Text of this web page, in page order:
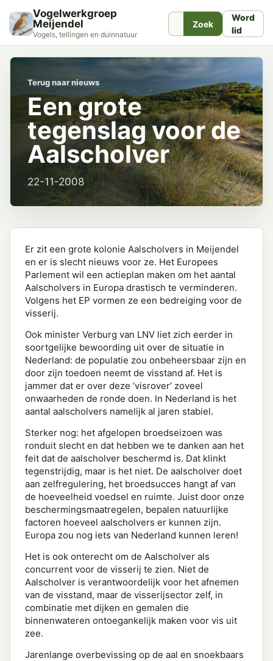
Vogelwerkgroep
Meijendel
Vogels, tellingen en duinnatuur
Zoek
Word
lid
Terug naar nieuws
Een grote
tegenslag voor de
Aalscholver
22-11-2008
Er zit een grote kolonie Aalscholvers in Meijendel
en er is slecht nieuws voor ze. Het Europees
Parlement wil een actieplan maken om het aantal
Aalscholvers in Europa drastisch te verminderen.
Volgens het EP vormen ze een bedreiging voor de
visserij.
Ook minister Verburg van LNV liet zich eerder in
soortgelijke bewoording uit over de situatie in
Nederland: de populatie zou onbeheersbaar zijn en
door zijn toedoen neemt de visstand af. Het is
jammer dat er over deze ‘visrover’ zoveel
onwaarheden de ronde doen. In Nederland is het
aantal aalscholvers namelijk al jaren stabiel.
Sterker nog: het afgelopen broedseizoen was
ronduit slecht en dat hebben we te danken aan het
feit dat de aalscholver beschermd is. Dat klinkt
tegenstrijdig, maar is het niet. De aalscholver doet
aan zelfregulering, het broedsucces hangt af van
de hoeveelheid voedsel en ruimte. Juist door onze
beschermingsmaatregelen, bepalen natuurlijke
factoren hoeveel aalscholvers er kunnen zijn.
Europa zou nog iets van Nederland kunnen leren!
Het is ook onterecht om de Aalscholver als
concurrent voor de visserij te zien. Niet de
Aalscholver is verantwoordelijk voor het afnemen
van de visstand, maar de visserijsector zelf, in
combinatie met dijken en gemalen die
binnenwateren ontoegankelijk maken voor vis uit
zee.
Jarenlange overbevissing op de aal en snoekbaars